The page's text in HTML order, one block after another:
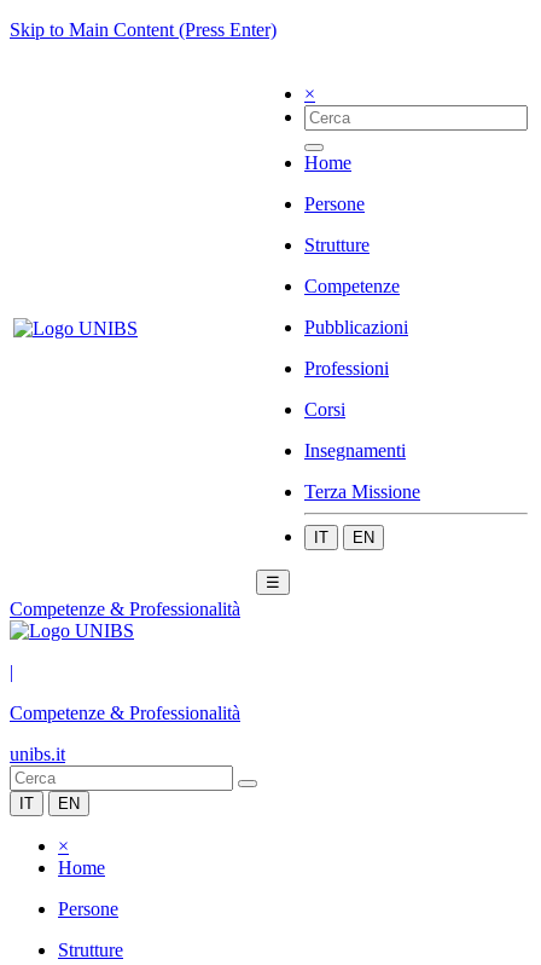
Skip to Main Content (Press Enter)
×
Home
Persone
Strutture
Competenze
Pubblicazioni
Professioni
Corsi
Insegnamenti
Terza Missione
IT EN
☰
Competenze & Professionalità
|
Competenze & Professionalità
unibs.it
IT EN
×
Home
Persone
Strutture